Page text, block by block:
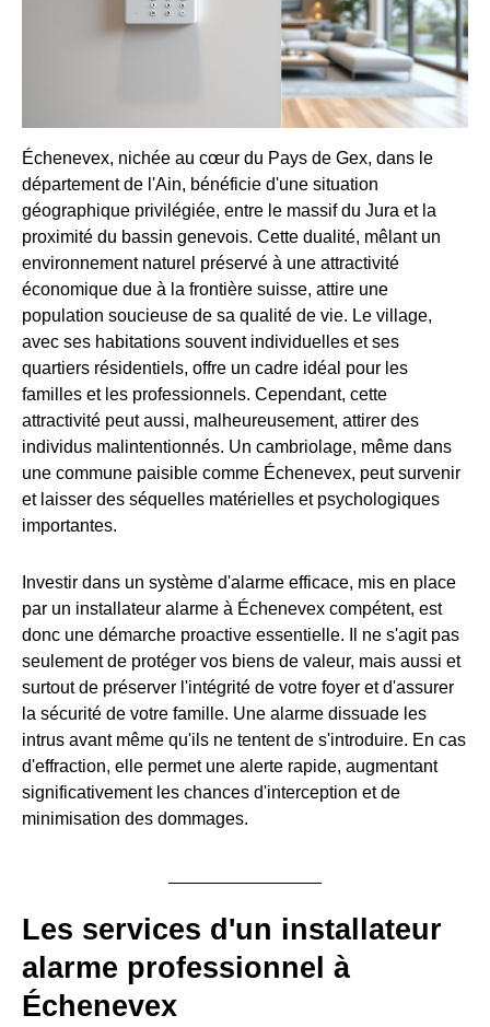
Échenevex, nichée au cœur du Pays de Gex, dans le
département de l'Ain, bénéficie d'une situation
géographique privilégiée, entre le massif du Jura et la
proximité du bassin genevois. Cette dualité, mêlant un
environnement naturel préservé à une attractivité
économique due à la frontière suisse, attire une
population soucieuse de sa qualité de vie. Le village,
avec ses habitations souvent individuelles et ses
quartiers résidentiels, offre un cadre idéal pour les
familles et les professionnels. Cependant, cette
attractivité peut aussi, malheureusement, attirer des
individus malintentionnés. Un cambriolage, même dans
une commune paisible comme Échenevex, peut survenir
et laisser des séquelles matérielles et psychologiques
importantes.
Investir dans un système d'alarme efficace, mis en place
par un installateur alarme à Échenevex compétent, est
donc une démarche proactive essentielle. Il ne s'agit pas
seulement de protéger vos biens de valeur, mais aussi et
surtout de préserver l'intégrité de votre foyer et d'assurer
la sécurité de votre famille. Une alarme dissuade les
intrus avant même qu'ils ne tentent de s'introduire. En cas
d'effraction, elle permet une alerte rapide, augmentant
significativement les chances d'interception et de
minimisation des dommages.
Les services d'un installateur
alarme professionnel à
Échenevex